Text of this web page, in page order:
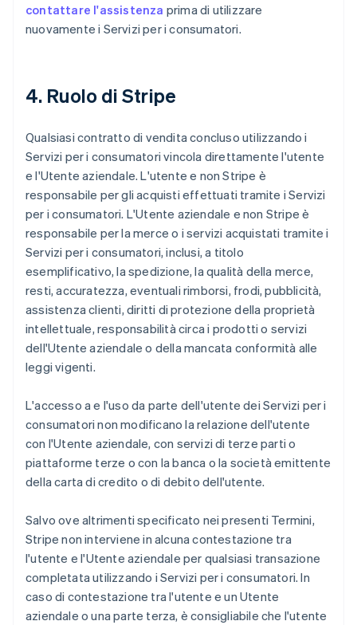
contattare l'assistenza prima di utilizzare
nuovamente i Servizi per i consumatori.
4. Ruolo diStripe
Qualsiasi contratto di vendita concluso utilizzando i
Servizi per i consumatori vincola direttamente l'utente
e l'Utente aziendale. L'utente e non Stripe è
responsabile per gli acquisti effettuati tramite i Servizi
per i consumatori. L'Utente aziendale e non Stripe è
responsabile per la merce o i servizi acquistati tramite i
Servizi per i consumatori, inclusi, a titolo
esemplificativo, la spedizione, la qualità della merce,
resti, accuratezza, eventuali rimborsi, frodi, pubblicità,
assistenza clienti, diritti di protezione della proprietà
intellettuale, responsabilità circa i prodotti o servizi
dell'Utente aziendale o della mancata conformità alle
leggi vigenti.
L'accesso a e l'uso da parte dell'utente dei Servizi per i
consumatori non modificano la relazione dell'utente
con l'Utente aziendale, con servizi di terze parti o
piattaforme terze o con la banca o la società emittente
della carta di credito o di debito dell'utente.
Salvo ove altrimenti specificato nei presenti Termini,
Stripe non interviene in alcuna contestazione tra
l'utente e l'Utente aziendale per qualsiasi transazione
completata utilizzando i Servizi per i consumatori. In
caso di contestazione tra l'utente e un Utente
aziendale o una parte terza, è consigliabile che l'utente